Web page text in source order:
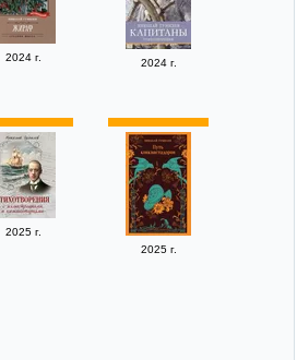
2024 г. 2024 г.
2025 г.
2025 г.